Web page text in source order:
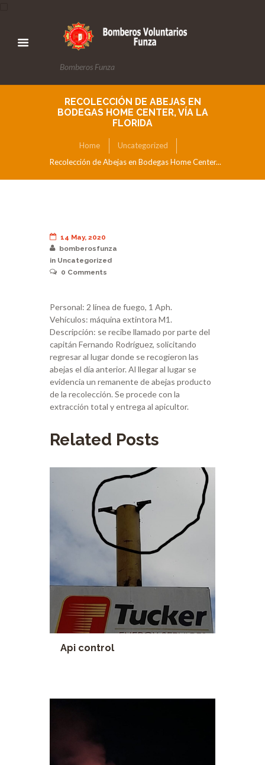
Bomberos Funza
RECOLECCIÓN DE ABEJAS EN
BODEGAS HOME CENTER, VÍA LA
FLORIDA
Home
Uncategorized
Recolección de Abejas en Bodegas Home Center...
14 May, 2020
bomberosfunza
in Uncategorized
0 Comments
Personal: 2 línea de fuego, 1 Aph.
Vehículos: máquina extintora M1.
Descripción: se recibe llamado por parte del
capitán Fernando Rodríguez, solicitando
regresar al lugar donde se recogieron las
abejas el día anterior. Al llegar al lugar se
evidencia un remanente de abejas producto
de la recolección. Se procede con la
extracción total y entrega al apicultor.
Related Posts
Api control